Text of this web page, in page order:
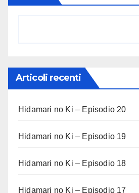
Articoli recenti
Hidamari no Ki – Episodio 20
Hidamari no Ki – Episodio 19
Hidamari no Ki – Episodio 18
Hidamari no Ki – Episodio 17